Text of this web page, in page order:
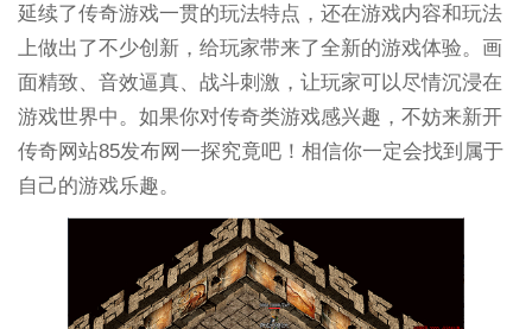
延续了传奇游戏一贯的玩法特点，还在游戏内容和玩法
上做出了不少创新，给玩家带来了全新的游戏体验。画
面精致、音效逼真、战斗刺激，让玩家可以尽情沉浸在
游戏世界中。如果你对传奇类游戏感兴趣，不妨来新开
传奇网站85发布网一探究竟吧！相信你一定会找到属于
自己的游戏乐趣。